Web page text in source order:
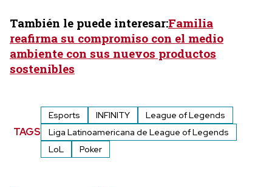
También le puede interesar:Familia
reafirma su compromiso con el medio
ambiente con sus nuevos productos
sostenibles
TAGS
Esports INFINITY
League of Legends
Liga Latinoamericana de League of Legends
LoL
Poker